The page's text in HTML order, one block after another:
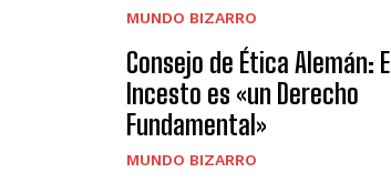
MUNDO BIZARRO
Consejo de Ética Alemán: El
Incesto es «un Derecho
Fundamental»
MUNDO BIZARRO